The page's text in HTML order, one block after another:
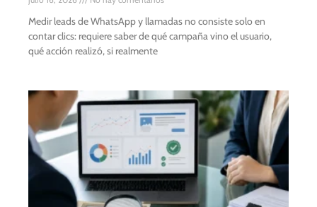
Medir leads de WhatsApp y llamadas no consiste solo en
contar clics: requiere saber de qué campaña vino el usuario,
qué acción realizó, si realmente